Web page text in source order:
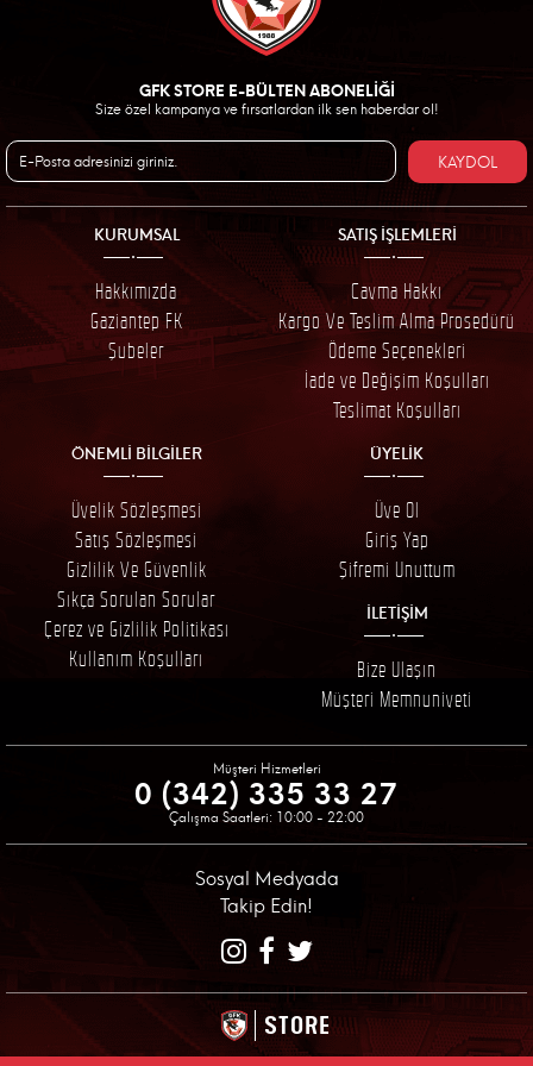
GFK STORE E-BÜLTEN ABONELİĞİ
Size özel kampanya ve fırsatlardan ilk sen haberdar ol!
KAYDOL
KURUMSAL
Hakkımızda
Gaziantep FK
Şubeler
SATIŞ İŞLEMLERİ
Cayma Hakkı
Kargo Ve Teslim Alma Prosedürü
Ödeme Seçenekleri
İade ve Değişim Koşulları
Teslimat Koşulları
ÖNEMLİ BİLGİLER
Üyelik Sözleşmesi
Satış Sözleşmesi
Gizlilik Ve Güvenlik
Sıkça Sorulan Sorular
Çerez ve Gizlilik Politikası
Kullanım Koşulları
ÜYELİK
Üye Ol
Giriş Yap
Şifremi Unuttum
İLETİŞİM
Bize Ulaşın
Müşteri Memnuniyeti
Müşteri Hizmetleri
0 (342) 335 33 27
Çalışma Saatleri: 10:00 - 22:00
Sosyal Medyada
Takip Edin!
STORE